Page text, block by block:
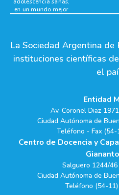
en un mundo mejor
La Sociedad Argentina
instituciones científicas
el
Entidad
Av. Coronel Diaz
Ciudad Autónoma de
Teléfono - Fax
Centro de Docencia y
Salguero 1244/46
Ciudad Autónoma de
Teléfono (54-